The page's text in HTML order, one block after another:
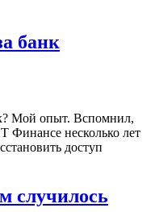
банк
Мой опыт. Вспомнил,
Финансе несколько лет
доступ
случилось